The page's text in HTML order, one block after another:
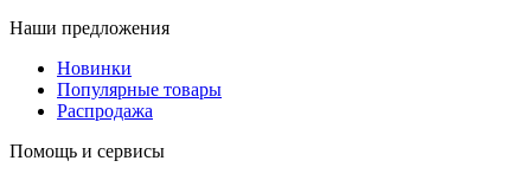
Наши предложения
Новинки
Популярные товары
Распродажа
Помощь и сервисы